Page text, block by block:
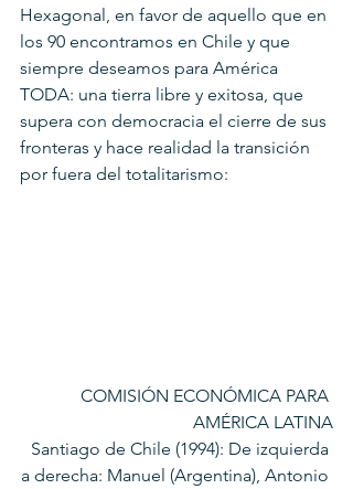
Hexagonal, en favor de aquello que en
los 90 encontramos en Chile y que
siempre deseamos para América
TODA: una tierra libre y exitosa, que
supera con democracia el cierre de sus
fronteras y hace realidad la transición
por fuera del totalitarismo:
COMISIÓN ECONÓMICA PARA
AMÉRICA LATINA
Santiago de Chile (1994): De izquierda
a derecha: Manuel (Argentina), Antonio